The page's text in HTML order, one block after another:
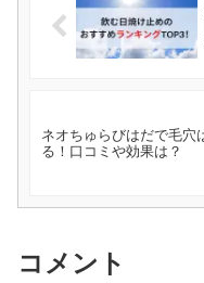
ネオちゅらびはだで毛穴
る！口コミや効果は？
コメント